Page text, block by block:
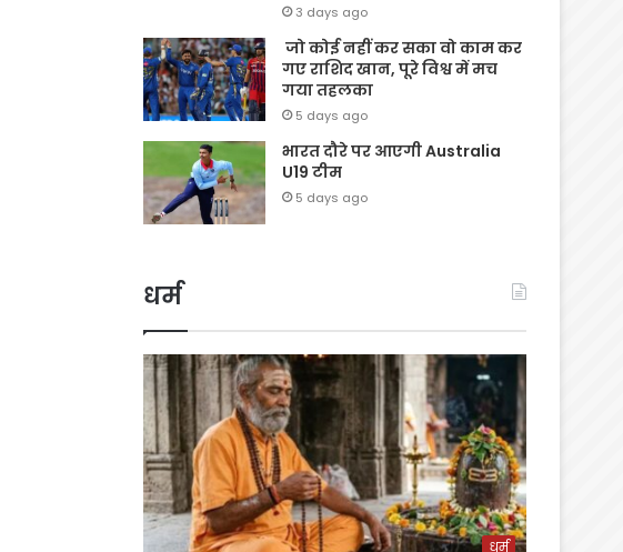
3 days ago
जो कोई नहीं कर सका वो काम कर
गए राशिद खान, पूरे विश्व में मच
गया तहलका
5 days ago
भारत दौरे पर आएगी Australia
U19 टीम
5 days ago
धर्म
धर्म